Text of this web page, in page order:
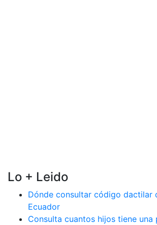
Lo + Leido
Dónde consultar código dactilar
Ecuador
Consulta cuantos hijos tiene una